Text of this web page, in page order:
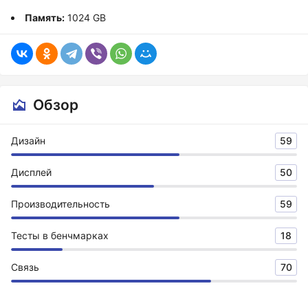
Память: 1024 GB
Обзор
Дизайн 59
Дисплей 50
Производительность 59
Тесты в бенчмарках 18
Связь 70